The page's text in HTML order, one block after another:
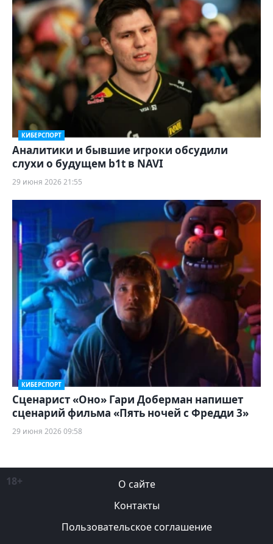
КИБЕРСПОРТ
Аналитики и бывшие игроки обсудили
слухи о будущем b1t в NAVI
29 июня 2026 21:55
КИБЕРСПОРТ
Сценарист «Оно» Гари Доберман напишет
сценарий фильма «Пять ночей с Фредди 3»
29 июня 2026 09:58
18+
О сайте
Контакты
Пользовательское соглашение